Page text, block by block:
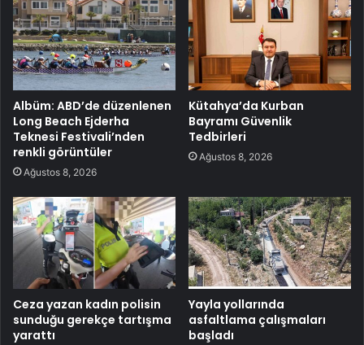
Albüm: ABD’de düzenlenen
Long Beach Ejderha
Teknesi Festivali’nden
renkli görüntüler
Ağustos 8, 2026
Kütahya’da Kurban
Bayramı Güvenlik
Tedbirleri
Ağustos 8, 2026
Ceza yazan kadın polisin
sunduğu gerekçe tartışma
yarattı
Yayla yollarında
asfaltlama çalışmaları
başladı